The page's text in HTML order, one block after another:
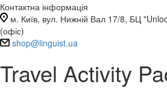
Контактна інформація
м. Київ, вул. Нижній Вал 17/8, БЦ
(офіс)
shop@linguist.ua
Travel Activity